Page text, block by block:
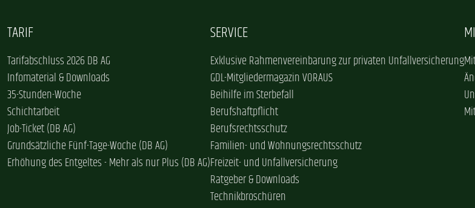
TARIF
Tarifabschluss 2026 DB AG
Infomaterial & Downloads
35-Stunden-Woche
Schichtarbeit
Job-Ticket (DB AG)
Grundsätzliche Fünf-Tage-Woche (DB AG)
Erhöhung des Entgeltes - Mehr als nur Plus (DB AG)
SERVICE
Exklusive Rahmenvereinbarung zur privaten Unfallversicherung
GDL-Mitgliedermagazin VORAUS
Beihilfe im Sterbefall
Berufshaftpflicht
Berufsrechtsschutz
Familien- und Wohnungsrechtsschutz
Freizeit- und Unfallversicherung
Ratgeber & Downloads
Technikbroschüren